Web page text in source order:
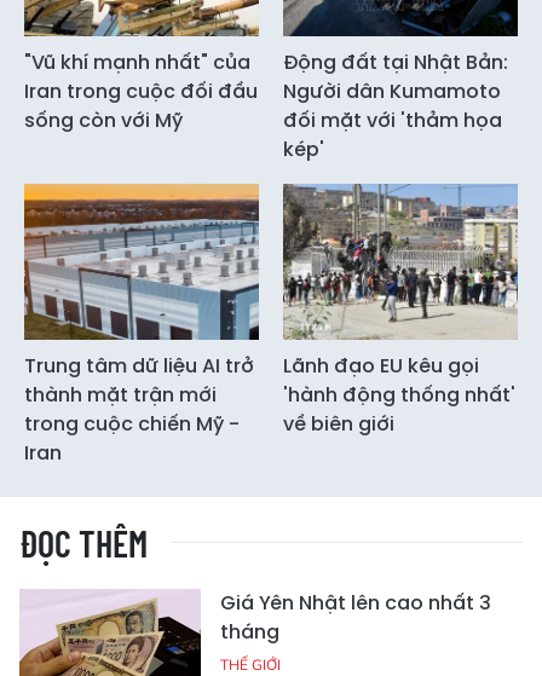
"Vũ khí mạnh nhất" của
Iran trong cuộc đối đầu
sống còn với Mỹ
Động đất tại Nhật Bản:
Người dân Kumamoto
đối mặt với 'thảm họa
kép'
Trung tâm dữ liệu AI trở
thành mặt trận mới
trong cuộc chiến Mỹ -
Iran
Lãnh đạo EU kêu gọi
'hành động thống nhất'
về biên giới
ĐỌC THÊM
Giá Yên Nhật lên cao nhất 3
tháng
THẾ GIỚI